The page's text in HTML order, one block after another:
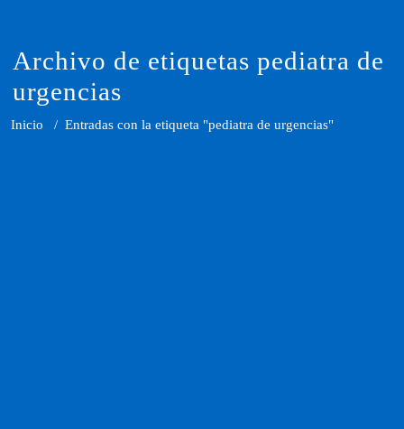
contenido
Archivo de etiquetas pediatra de
urgencias
Inicio / Entradas con la etiqueta "pediatra de urgencias"